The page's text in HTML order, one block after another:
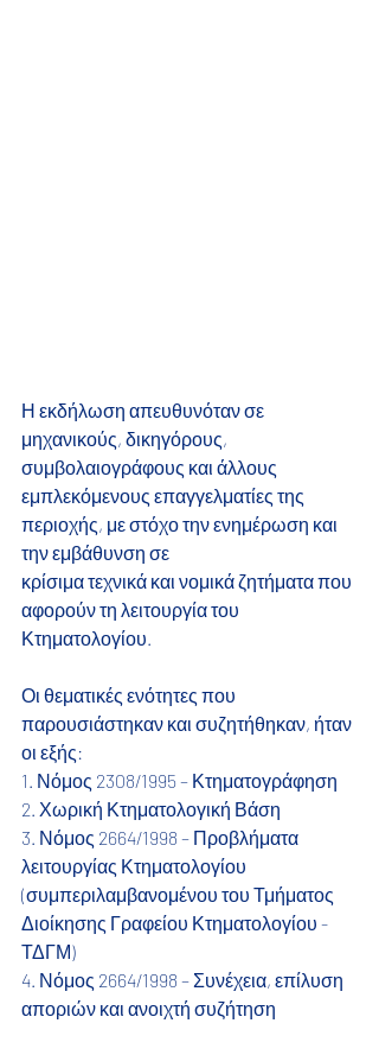
Η εκδήλωση απευθυνόταν σε
μηχανικούς, δικηγόρους,
συμβολαιογράφους και άλλους
εμπλεκόμενους επαγγελματίες της
περιοχής, με στόχο την ενημέρωση και
την εμβάθυνση σε
κρίσιμα τεχνικά και νομικά ζητήματα που
αφορούν τη λειτουργία του
Κτηματολογίου.
Οι θεματικές ενότητες που
παρουσιάστηκαν και συζητήθηκαν, ήταν
οι εξής:
1. Νόμος 2308/1995 – Κτηματογράφηση
2. Χωρική Κτηματολογική Βάση
3. Νόμος 2664/1998 – Προβλήματα
λειτουργίας Κτηματολογίου
(συμπεριλαμβανομένου του Τμήματος
Διοίκησης Γραφείου Κτηματολογίου -
ΤΔΓΜ)
4. Νόμος 2664/1998 – Συνέχεια, επίλυση
αποριών και ανοιχτή συζήτηση